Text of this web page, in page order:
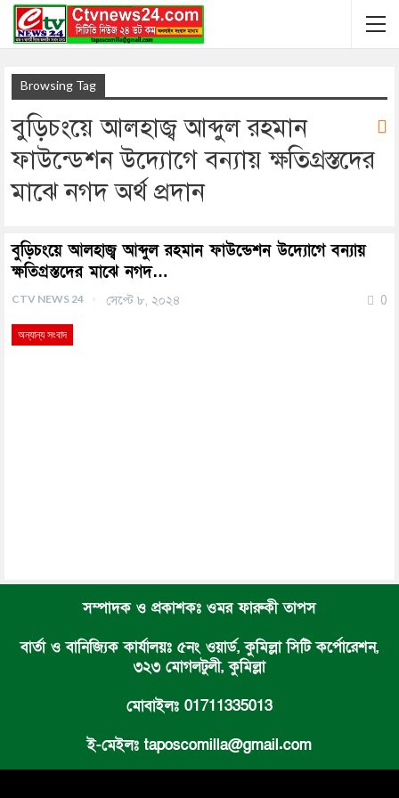
Browsing Tag
বুড়িচংয়ে আলহাজ্ব আব্দুল রহমান
ফাউন্ডেশন উদ্যোগে বন্যায় ক্ষতিগ্রস্তদের
মাঝে নগদ অর্থ প্রদান
বুড়িচংয়ে আলহাজ্ব আব্দুল রহমান ফাউন্ডেশন উদ্যোগে বন্যায়
ক্ষতিগ্রস্তদের মাঝে নগদ…
CTV NEWS 24 সেপ্টে ৮, ২০২৪ 0
অন্যান্য সংবাদ
সম্পাদক ও প্রকাশকঃ ওমর ফারুকী তাপস
বার্তা ও বানিজ্যিক কার্যালয়ঃ ৫নং ওয়ার্ড, কুমিল্লা সিটি কর্পোরেশন,
৩২৩ মোগলটুলী, কুমিল্লা
মোবাইলঃ 01711335013
ই-মেইলঃ taposcomilla@gmail.com